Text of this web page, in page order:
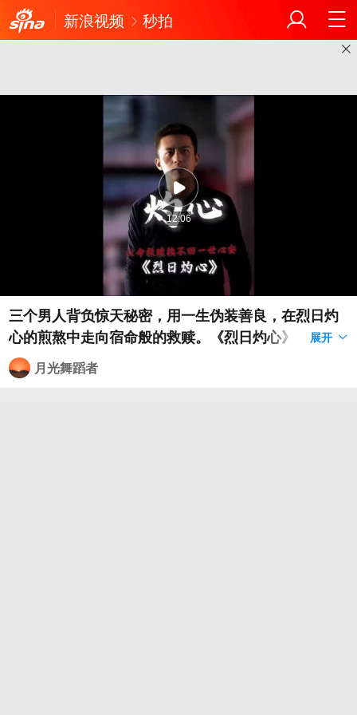
新浪视频 秒拍
12:06
三个男人背负惊天秘密，用一生伪装善良，在烈日灼
心的煎熬中走向宿命般的救赎。《烈日灼心》#电影推
展开
月光舞蹈者